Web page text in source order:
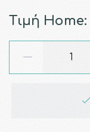
Τιμή Home: